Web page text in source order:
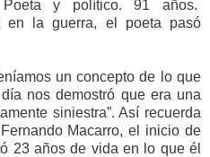
Poeta y político. 91 años.
en la guerra, el poeta pasó
un concepto de lo que
nos demostró que era una
siniestra”. Así recuerda
Macarro, el inicio de
23 años de vida en lo que él